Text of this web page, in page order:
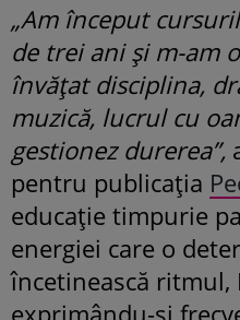
„Am început
de trei ani și m-am
învățat disciplina,
muzică, lucrul cu
gestionez durerea”,
pentru publicația
educație timpurie
energiei care o
încetinească ritmul,
exprimându-și